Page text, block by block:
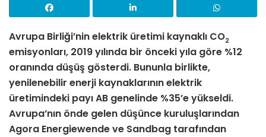
Avrupa Birliği’nin elektrik üretimi kaynaklı CO2
emisyonları, 2019 yılında bir önceki yıla göre %12
oranında düşüş gösterdi. Bununla birlikte,
yenilenebilir enerji kaynaklarının elektrik
üretimindeki payı AB genelinde %35’e yükseldi.
Avrupa’nın önde gelen düşünce kuruluşlarından
Agora Energiewende ve Sandbag tarafından